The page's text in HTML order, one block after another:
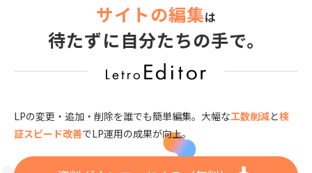
サイトの編集は
待たずに自分たちの手で。
LPの変更・追加・削除を誰でも簡単編集。 大幅な工数削減と検
証スピード改善でLP運用の成果が向上。